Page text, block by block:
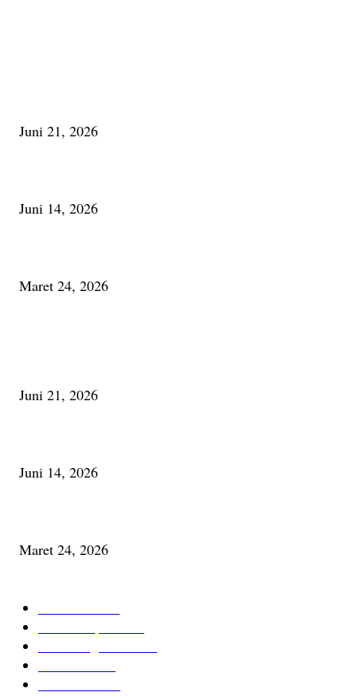
Juni 21, 2026
Juni 14, 2026
Maret 24, 2026
Juni 21, 2026
Juni 14, 2026
Maret 24, 2026